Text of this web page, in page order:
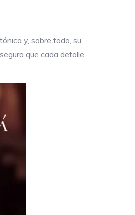
y, sobre todo, su
que cada detalle